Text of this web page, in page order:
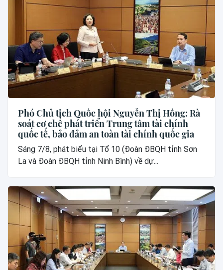
Phó Chủ tịch Quốc hội Nguyễn Thị Hồng: Rà
soát cơ chế phát triển Trung tâm tài chính
quốc tế, bảo đảm an toàn tài chính quốc gia
Sáng 7/8, phát biểu tại Tổ 10 (Đoàn ĐBQH tỉnh Sơn
La và Đoàn ĐBQH tỉnh Ninh Bình) về dự...